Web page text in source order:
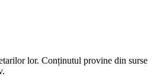
lor. Conținutul provine din surse